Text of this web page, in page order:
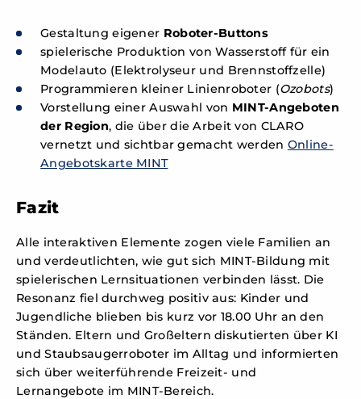
Gestaltung eigener Roboter‑Buttons
spielerische Produktion von Wasserstoff für ein
Modelauto (Elektrolyseur und Brennstoffzelle)
Programmieren kleiner Linienroboter (Ozobots)
Vorstellung einer Auswahl von MINT-Angeboten
der Region, die über die Arbeit von CLARO
vernetzt und sichtbar gemacht werden Online-
Angebotskarte MINT
Fazit
Alle interaktiven Elemente zogen viele Familien an
und verdeutlichten, wie gut sich MINT-Bildung mit
spielerischen Lernsituationen verbinden lässt. Die
Resonanz fiel durchweg positiv aus: Kinder und
Jugendliche blieben bis kurz vor 18.00 Uhr an den
Ständen. Eltern und Großeltern diskutierten über KI
und Staubsaugerroboter im Alltag und informierten
sich über weiterführende Freizeit‑ und
Lernangebote im MINT‑Bereich.